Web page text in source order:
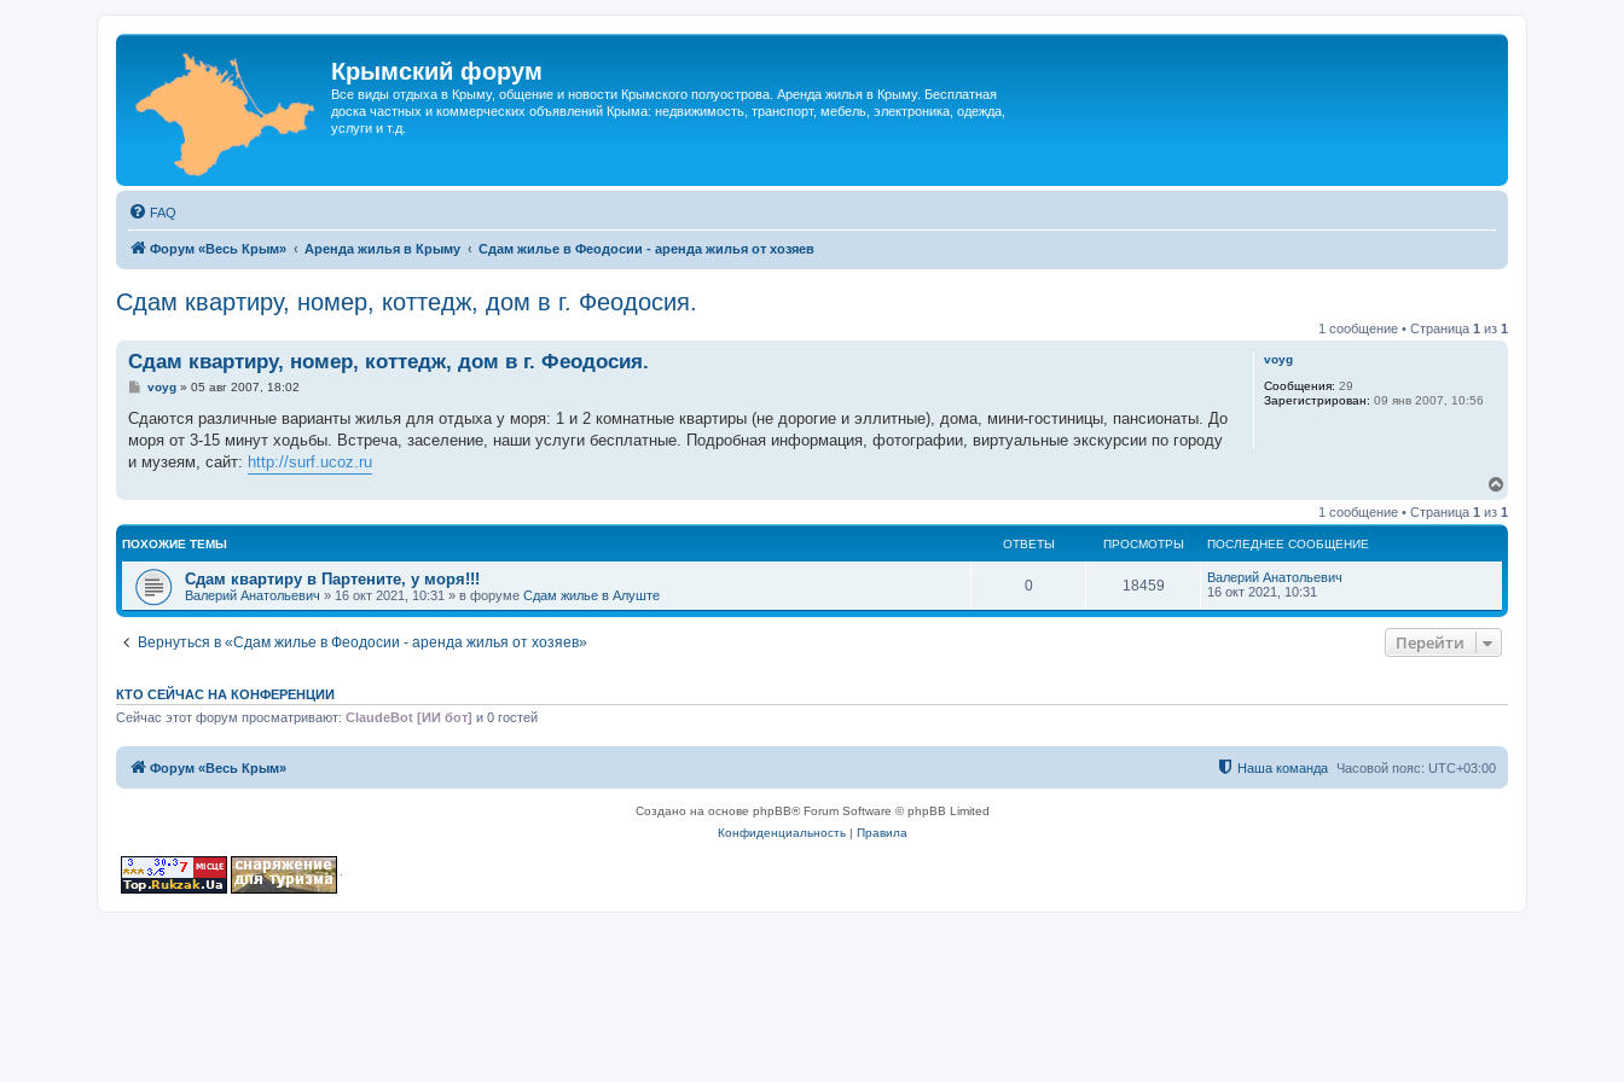
Крымский форум
Все виды отдыха в Крыму, общение и новости Крымского полуострова. Аренда жилья в Крыму. Бесплатная
доска частных и коммерческих объявлений Крыма: недвижимость, транспорт, мебель, электроника, одежда,
услуги и т.д.
FAQ
Форум «Весь Крым» Аренда жилья в Крыму Сдам жилье в Феодосии - аренда жилья от хозяев
Сдам квартиру, номер, коттедж, дом в г. Феодосия.
1 сообщение • Страница 1 из 1
voyg
Сообщения: 29
Зарегистрирован: 09 янв 2007, 10:56
Сдам квартиру, номер, коттедж, дом в г. Феодосия.
С
о
б
щ
е
е
voyg» 05 авг 2007, 18:02
Сдаются различные варианты жилья для отдыха у моря: 1 и 2 комнатные квартиры (не дорогие и эллитные), дома, мини-гостиницы, пансионаты. До
моря от 3-15 минут ходьбы. Встреча, заселение, наши услуги бесплатные. Подробная информация, фотографии, виртуальные экскурсии по городу
и музеям, сайт: http://surf.ucoz.ru
р
н
я
а
1 сообщение • Страница 1 из 1
ПОХОЖИЕ ТЕМЫ ОТВЕТЫ ПРОСМОТРЫ ПОСЛЕДНЕЕ СООБЩЕНИЕ
Сдам квартиру в Партените, у моря!!!
Валерий Анатольевич » 16 окт 2021, 10:31 » в форуме Сдам жилье в Алуште
0 18459
Валерий Анатольевич
16 окт 2021, 10:31
Вернуться в «Сдам жилье в Феодосии - аренда жилья от хозяев» Перейти
КТО СЕЙЧАС НА КОНФЕРЕНЦИИ
Сейчас этот форум просматривают: ClaudeBot [ИИ бот] и 0 гостей
Форум «Весь Крым» Часовой пояс: UTC+03:00
Наша команда
Создано на основе phpBB® Forum Software © phpBB Limited
Конфиденциальность| Правила